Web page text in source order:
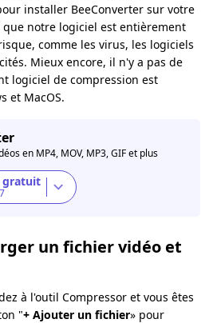
installer BeeConverter sur votre
que notre logiciel est entièrement
comme les virus, les logiciels
Mieux encore, il n'y a pas de
logiciel de compression est
et MacOS.
en MP4, MOV, MP3, GIF et plus
gratuit
un fichier vidéo et
à l'outil Compressor et vous êtes
"+ Ajouter un fichier» pour